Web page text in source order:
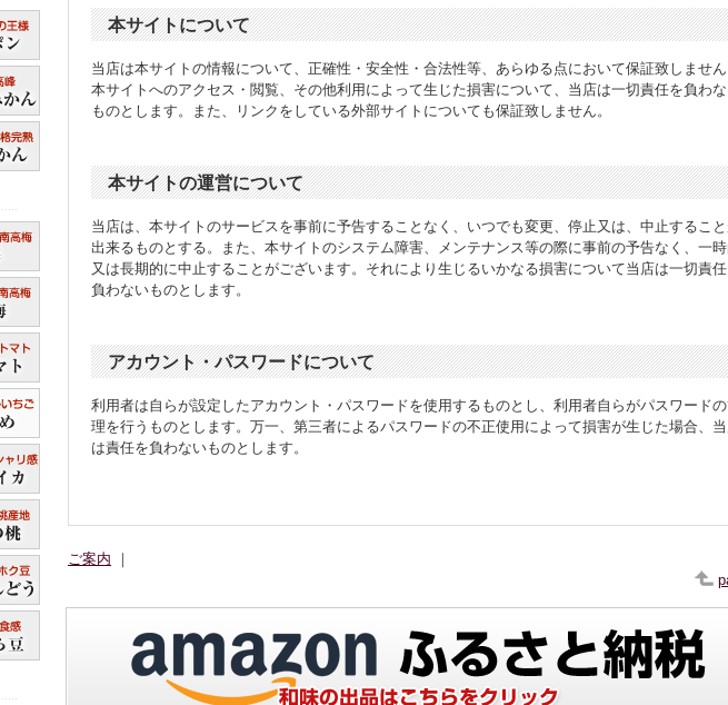
本サイトについて
当店は本サイトの情報について、正確性・安全性・合法性等、あらゆる点において保証致しません
本サイトへのアクセス・閲覧、その他利用によって生じた損害について、当店は一切責任を負わ
ものとします。また、リンクをしている外部サイトについても保証致しません。
本サイトの運営について
当店は、本サイトのサービスを事前に予告することなく、いつでも変更、停止又は、中止するこ
出来るものとする。また、本サイトのシステム障害、メンテナンス等の際に事前の予告なく、一
又は長期的に中止することがございます。それにより生じるいかなる損害について当店は一切責
負わないものとします。
アカウント・パスワードについて
利用者は自らが設定したアカウント・パスワードを使用するものとし、利用者自らがパスワード
理を行うものとします。万一、第三者によるパスワードの不正使用によって損害が生じた場合、
は責任を負わないものとします。
ご案内 ｜